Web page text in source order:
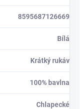
8595687126669
Bílá
Krátký rukáv
100% bavlna
Chlapecké